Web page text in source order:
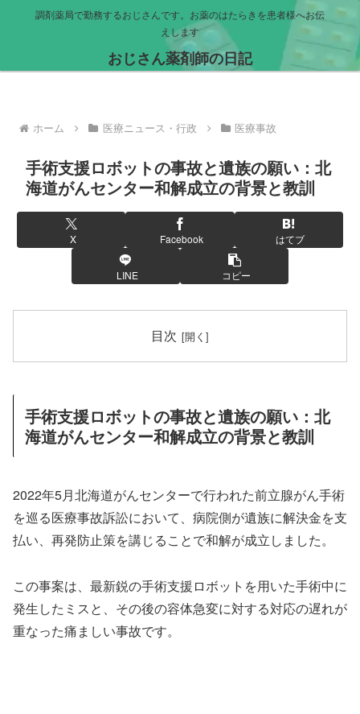
調剤薬局で勤務するおじさんです。お薬のはたらきを患者様へお伝
えします
おじさん薬剤師の日記
ホーム 医療ニュース・行政 医療事故
手術支援ロボットの事故と遺族の願い：北
海道がんセンター和解成立の背景と教訓
X Facebook はてブ
LINE コピー
目次
手術支援ロボットの事故と遺族の願い：北
海道がんセンター和解成立の背景と教訓
2022年5月北海道がんセンターで行われた前立腺がん手術
を巡る医療事故訴訟において、病院側が遺族に解決金を支
払い、再発防止策を講じることで和解が成立しました。
この事案は、最新鋭の手術支援ロボットを用いた手術中に
発生したミスと、その後の容体急変に対する対応の遅れが
重なった痛ましい事故です。